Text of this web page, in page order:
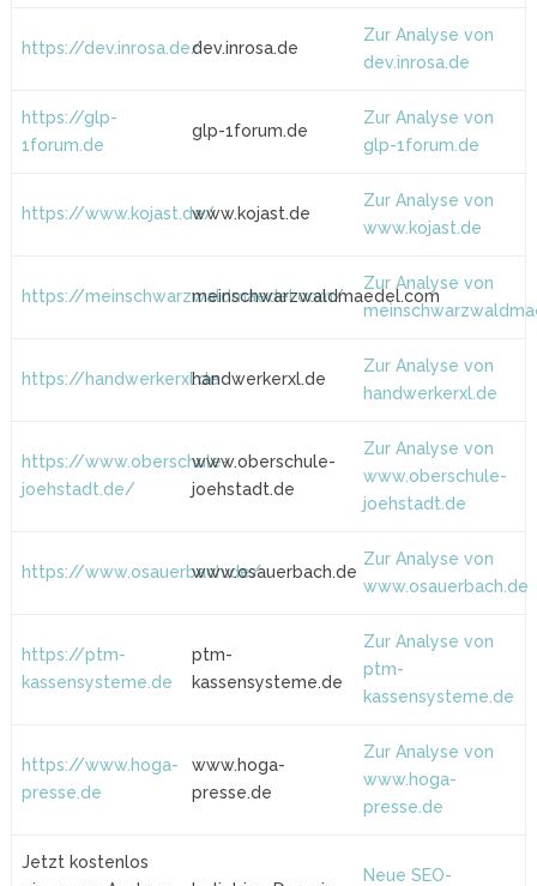
https://dev.inrosa.de/dev.inrosa.de
Zur Analyse von
dev.inrosa.de
https://glp-
1forum.de
glp-1forum.de
Zur Analyse von
glp-1forum.de
https://www.kojast.de/www.kojast.de
Zur Analyse von
www.kojast.de
https://meinschwarzwaldmaedel.com/
meinschwarzwaldmaedel.com
Zur Analyse von
https://handwerkerxl.dehandwerkerxl.de
Zur Analyse von
handwerkerxl.de
https://www.oberschule-
joehstadt.de/
www.oberschule-
joehstadt.de
Zur Analyse von
www.oberschule-
joehstadt.de
https://www.osauerbach.de/www.osauerbach.de
Zur Analyse von
www.osauerbach.de
https://ptm-
kassensysteme.de
ptm-
kassensysteme.de
Zur Analyse von
ptm-
kassensysteme.de
https://www.hoga-
presse.de
www.hoga-
presse.de
Zur Analyse von
www.hoga-
presse.de
Jetzt kostenlos
Neue SEO-